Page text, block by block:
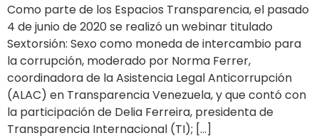
Como parte de los Espacios Transparencia, el pasado
4 de junio de 2020 se realizó un webinar titulado
Sextorsión: Sexo como moneda de intercambio para
la corrupción, moderado por Norma Ferrer,
coordinadora de la Asistencia Legal Anticorrupción
(ALAC) en Transparencia Venezuela, y que contó con
la participación de Delia Ferreira, presidenta de
Transparencia Internacional (TI); […]